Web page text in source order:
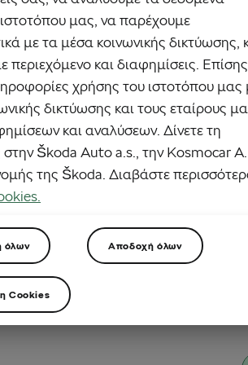
Gold Race της Κυριακής, ο Tadej Pogačar
από τη δύναμή του πίσω κερδίζοντας τον αγώνα
κυρίαρχη σόλο διαδρομή στην τρομακτική
στο…
μας, να παρέχουμε
με τα μέσα κοινωνικής δικτύωσης,
περιεχόμενο και διαφημίσεις. Επίσης
χρήσης του ιστοτόπου μας
δικτύωσης και τους εταίρους
και αναλύσεων. Δίνετε τη
Škoda Auto a.s., την Kosmocar
της Škoda. Διαβάστε
όλων Αποδοχή όλων
Cookies